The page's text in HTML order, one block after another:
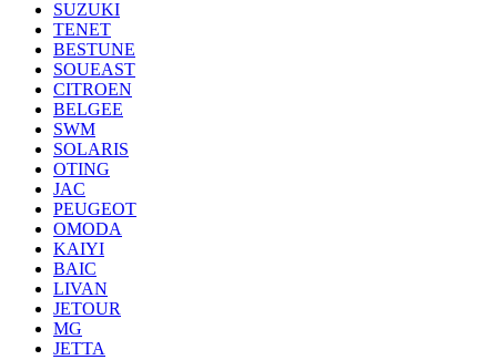
SUZUKI
TENET
BESTUNE
SOUEAST
CITROEN
BELGEE
SWM
SOLARIS
OTING
JAC
PEUGEOT
OMODA
KAIYI
BAIC
LIVAN
JETOUR
MG
JETTA